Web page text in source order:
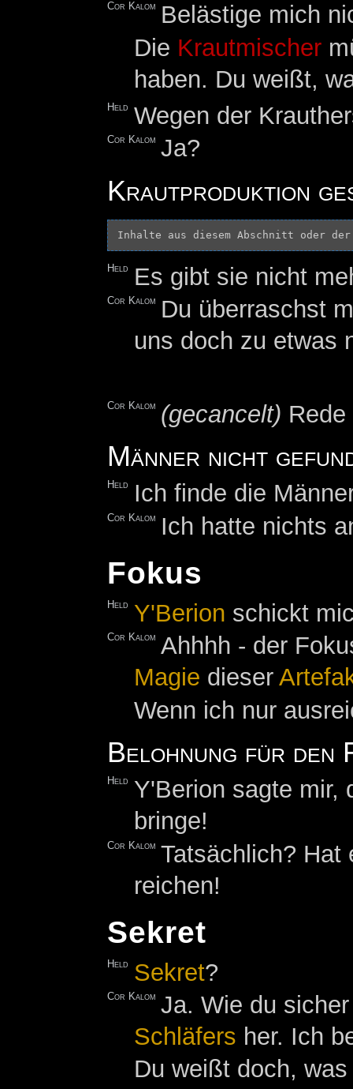
Cor Kalom
Belästige mich
Die Krautmischer
haben. Du weißt,
Held Wegen der
Cor Kalom Ja?
Krautproduktion
Inhalte aus diesem Abschnitt oder
Held Es gibt sie nicht
Cor Kalom
Du überraschst
uns doch zu etwas
Cor Kalom (gecancelt)
Männer nicht
Held Ich finde die
Cor Kalom Ich hatte nichts
Fokus
Held Y'Berion schickt
Cor Kalom Ahhhh - der
Magie dieser
Wenn ich nur
Belohnung für den
Held
Y'Berion sagte mir,
bringe!
Cor Kalom Tatsächlich? Hat
reichen!
Sekret
Held Sekret?
Cor Kalom Ja. Wie du
Schläfers her. Ich
Du weißt doch,